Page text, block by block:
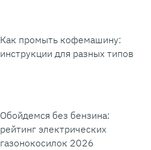
Как промыть кофемашину:
инструкции для разных типов
Обойдемся без бензина:
рейтинг электрических
газонокосилок 2026